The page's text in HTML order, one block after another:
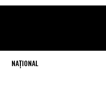
NAŢIONAL